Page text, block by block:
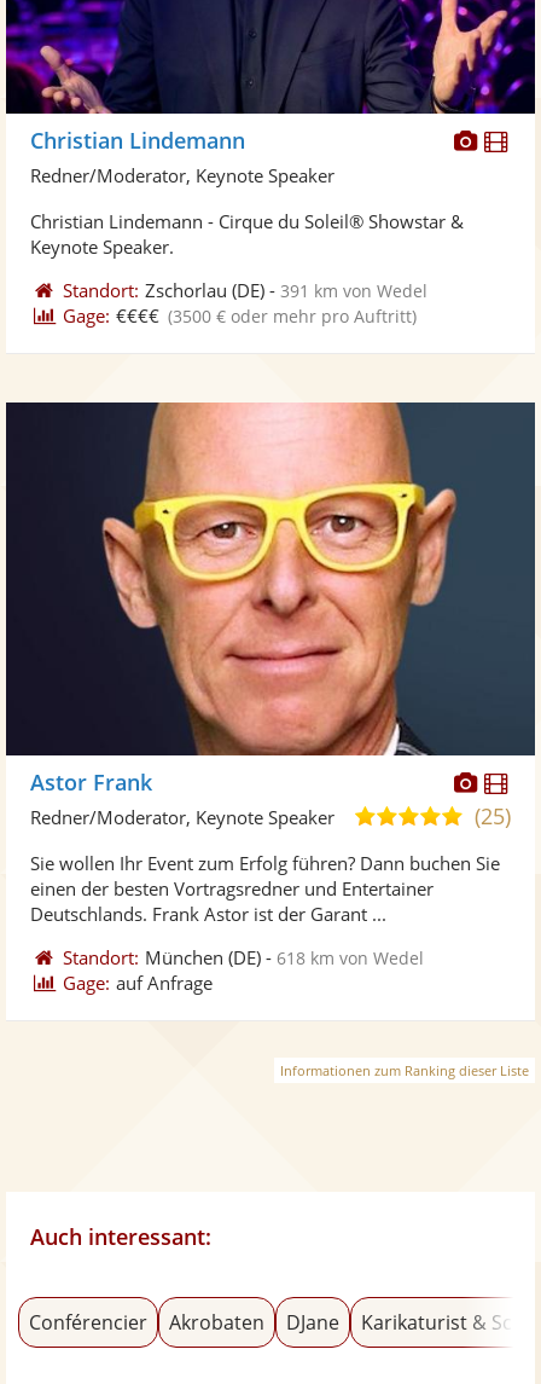
Christian Lindemann
Redner/Moderator, Keynote Speaker
Christian Lindemann - Cirque du Soleil® Showstar &
Keynote Speaker.
Standort: Zschorlau (DE) -391 km von Wedel
Gage: €€€€ (3500 € oder mehr pro Auftritt)
Fotos
Astor Frank
4,9
5
(25)
Redner/Moderator, Keynote Speaker
Sie wollen Ihr Event zum Erfolg führen? Dann buchen Sie
einen der besten Vortragsredner und Entertainer
Deutschlands. Frank Astor ist der Garant ...
Standort: München (DE) -618 km von Wedel
Gage: auf Anfrage
Informationen zum Ranking dieser Liste
Auch interessant:
Conférencier Akrobaten DJane Karikaturist &